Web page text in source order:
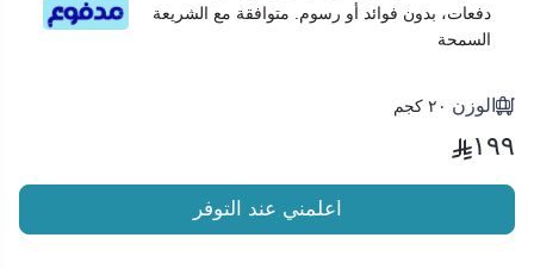
دفعات، بدون فوائد أو رسوم. متوافقة مع الشريعة
السمحة
الوزن ٢٠ كجم
١٩٩
اعلمني عند التوفر